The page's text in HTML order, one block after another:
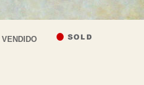
VENDIDO